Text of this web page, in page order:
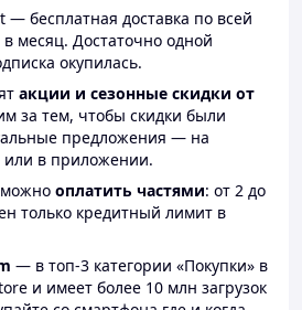
— бесплатная доставка по всей
месяц. Достаточно одной
окупилась.
акции и сезонные скидки от
за тем, чтобы скидки были
предложения — на
или в приложении.
оплатить частями: от 2 до
только кредитный лимит в
— в топ-3 категории «Покупки» в
и имеет более 10 млн загрузок